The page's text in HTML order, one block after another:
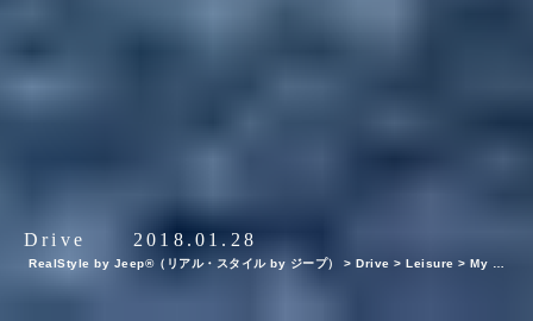
Drive 2018.01.28
RealStyle by Jeep®（リアル・スタイル by ジープ） >Drive >Leisure >My Je